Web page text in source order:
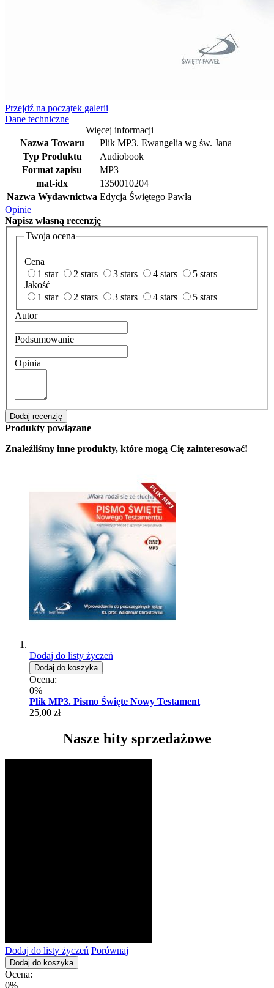
Przejdź na początek galerii
Dane techniczne
Więcej informacji
Nazwa Towaru
Plik MP3. Ewangelia wg św. Jana
Typ Produktu
Audiobook
Format zapisu
MP3
mat-idx
1350010204
Nazwa Wydawnictwa Edycja Świętego Pawła
Opinie
Napisz własną recenzję
Twoja ocena
Cena
1 star
2 stars 3 stars 4 stars
5 stars
Jakość
1 star
2 stars 3 stars 4 stars
5 stars
Autor
Podsumowanie
Opinia
Dodaj recenzję
Produkty powiązane
Znaleźliśmy inne produkty, które mogą Cię zainteresować!
Dodaj do listy życzeń
Dodaj do koszyka
Ocena:
0%
Plik MP3. Pismo Święte Nowy Testament
25,00 zł
Nasze hity sprzedażowe
Dodaj do listy życzeń Porównaj
Dodaj do koszyka
Ocena:
0%